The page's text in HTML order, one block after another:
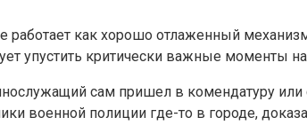
работает как хорошо отлаженный
упустить критически важные моменты на
сам пришел в комендатуру или
военной полиции где-то в городе,